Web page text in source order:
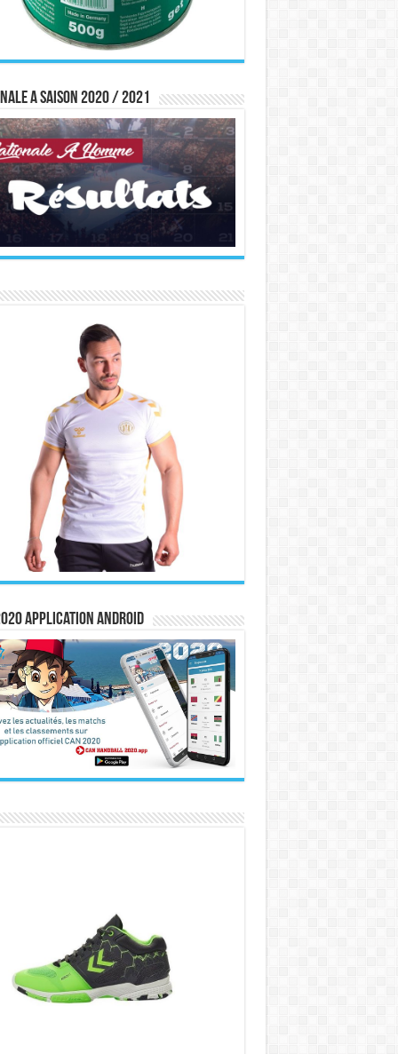
A saison 2020 / 2021
Application Android